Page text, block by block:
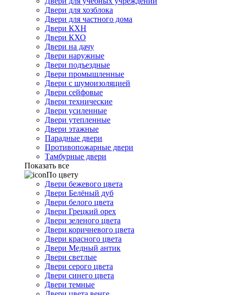
Двери для хозблока
Двери для частного дома
Двери КХН
Двери КХО
Двери на дачу
Двери наружные
Двери подъездные
Двери промышленные
Двери с шумоизоляцией
Двери сейфовые
Двери технические
Двери усиленные
Двери утепленные
Двери этажные
Парадные двери
Противопожарные двери
Тамбурные двери
Показать все
По цвету
Двери бежевого цвета
Двери Белёный дуб
Двери белого цвета
Двери Грецкий орех
Двери зеленого цвета
Двери коричневого цвета
Двери красного цвета
Двери Медный антик
Двери светлые
Двери серого цвета
Двери синего цвета
Двери темные